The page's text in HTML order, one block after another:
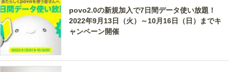
povo2.0の新規加入で7日間データ使い放題！
2022年9月13日（火）～10月16日（日）までキ
ャンペーン開催